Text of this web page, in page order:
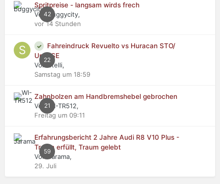
42
Spritpreise - langsam wirds frech
Von buggycity,
vor 14 Stunden
22
Fahreindruck Revuelto vs Huracan STO/
Urus SE
Von stelli,
Samstag um 18:59
21
Zahnbolzen am Handbremshebel gebrochen
Von WI-TR512,
Freitag um 09:11
59
Erfahrungsbericht 2 Jahre Audi R8 V10 Plus -
Traum erfüllt, Traum gelebt
Von Jarama,
29. Juli